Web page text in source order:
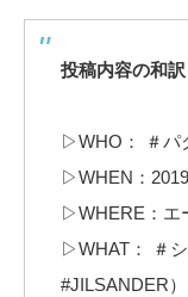
投稿内容の和訳
▷WHO： ＃パ
▷WHEN：
▷WHERE：エ
▷WHAT： ＃
#JILSANDER